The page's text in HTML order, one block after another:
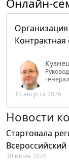
Онлайн-
Организация
Контрактная
РФ
10 августа 2026
Новости
Стартовала
30 июля 2026